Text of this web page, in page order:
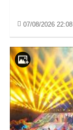
07/08/2026 22:08